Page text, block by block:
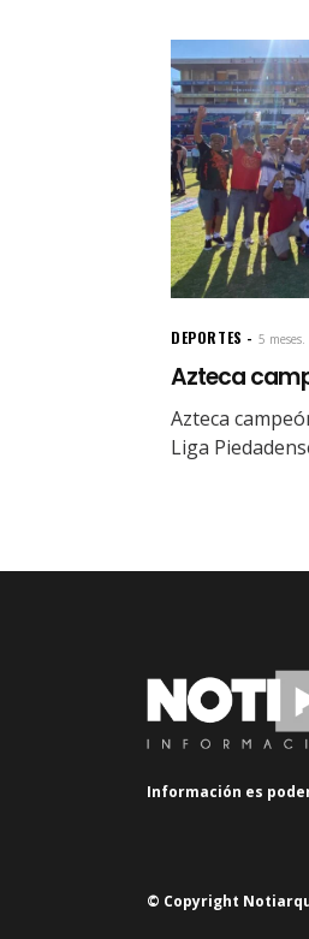
DEPORTES 5 meses.
Azteca
Azteca
Liga
Información es
© Copyright